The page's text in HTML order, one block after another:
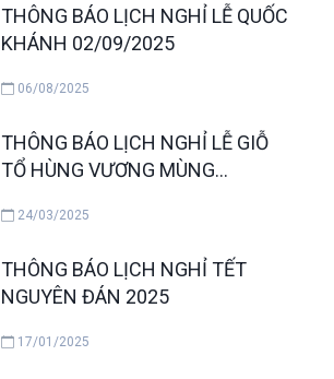
THÔNG BÁO LỊCH NGHỈ LỄ QUỐC
KHÁNH 02/09/2025
06/08/2025
THÔNG BÁO LỊCH NGHỈ LỄ GIỖ
TỔ HÙNG VƯƠNG MÙNG
24/03/2025
THÔNG BÁO LỊCH NGHỈ TẾT
NGUYÊN ĐÁN 2025
17/01/2025